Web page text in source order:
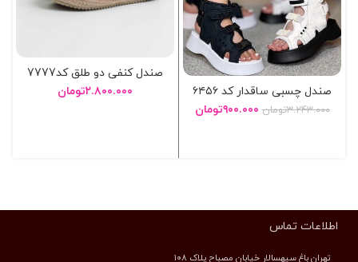
صندل چسبی ساقدار کد ۶۴۵۶
۳.۲۴۳.۰۰۰تومان ۹۰۰.۰۰۰تومان
صندل کنفی دو طلق کد7777
۲.۸۰۰.۰۰۰تومان
اطلاعات تماس
تهران باغ سپهسالار خیابان مصباح پلاک ۱۰۸